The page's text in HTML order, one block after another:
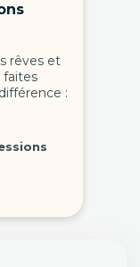
rêves et
faites
: